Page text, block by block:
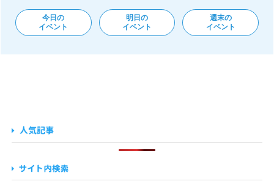
今日の
イベント
明日の
イベント
週末の
イベント